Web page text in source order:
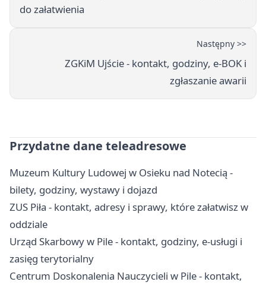
do załatwienia
Następny >>
ZGKiM Ujście - kontakt, godziny, e-BOK i
zgłaszanie awarii
Przydatne dane teleadresowe
Muzeum Kultury Ludowej w Osieku nad Notecią -
bilety, godziny, wystawy i dojazd
ZUS Piła - kontakt, adresy i sprawy, które załatwisz w
oddziale
Urząd Skarbowy w Pile - kontakt, godziny, e-usługi i
zasięg terytorialny
Centrum Doskonalenia Nauczycieli w Pile - kontakt,